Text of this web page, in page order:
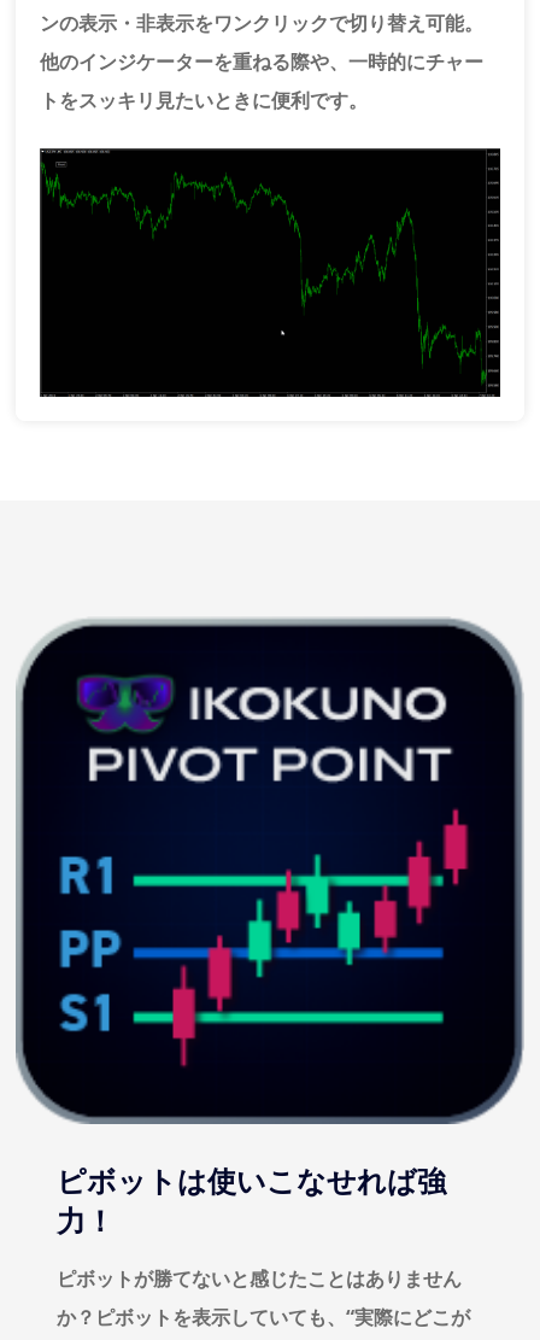
ンの表示・非表示をワンクリックで切り替え可能。
他のインジケーターを重ねる際や、一時的にチャー
トをスッキリ見たいときに便利です。
ピボットは使いこなせれば強
力！
ピボットが勝てないと感じたことはありません
か？ピボットを表示していても、“実際にどこが